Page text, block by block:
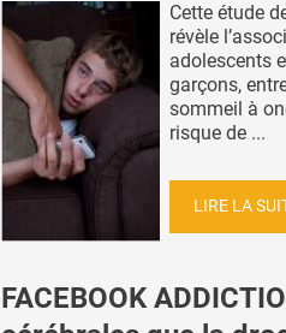
Cette étude
révèle
adolescents
garçons,
sommeil à
risque de ...
LIRE LA
FACEBOOK